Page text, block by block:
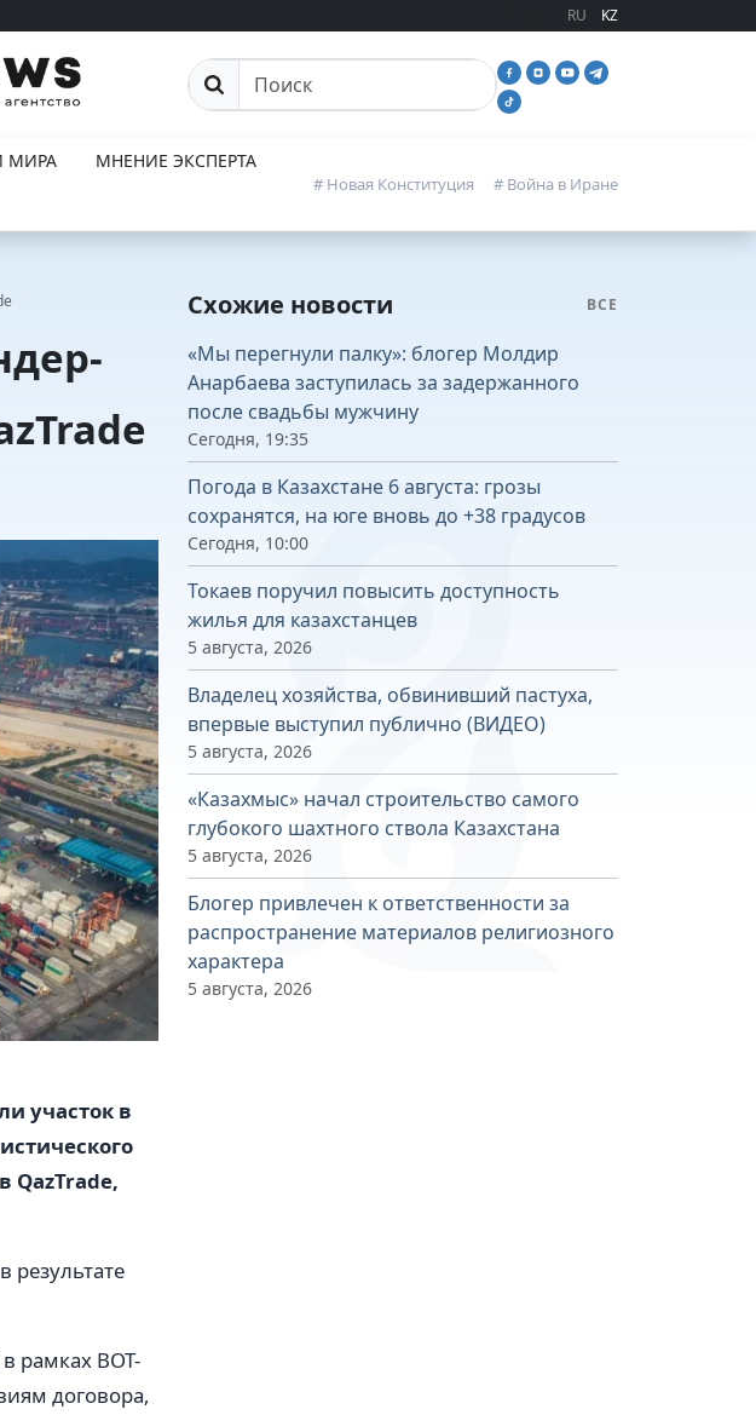
RU KZ
Поиск
МИРА
МНЕНИЕ ЭКСПЕРТА
# Новая Конституция # Война в Иране
участок в
QazTrade,
результате
рамках BOT-
договора,
Схожие новости ВСЕ
«Мы перегнули палку»: блогер Молдир
Анарбаева заступилась за задержанного
после свадьбы мужчину
Сегодня, 19:35
Погода в Казахстане 6 августа: грозы
сохранятся, на юге вновь до +38 градусов
Сегодня, 10:00
Токаев поручил повысить доступность
жилья для казахстанцев
5 августа, 2026
Владелец хозяйства, обвинивший пастуха,
впервые выступил публично (ВИДЕО)
5 августа, 2026
«Казахмыс» начал строительство самого
глубокого шахтного ствола Казахстана
5 августа, 2026
Блогер привлечен к ответственности за
распространение материалов религиозного
характера
5 августа, 2026